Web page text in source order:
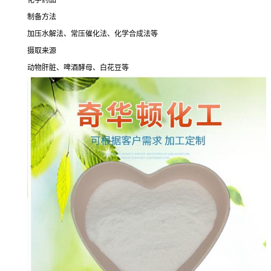
制备方法
加压水解法、常压催化法、化学合成法等
摄取来源
动物肝脏、啤酒酵母、白花豆等